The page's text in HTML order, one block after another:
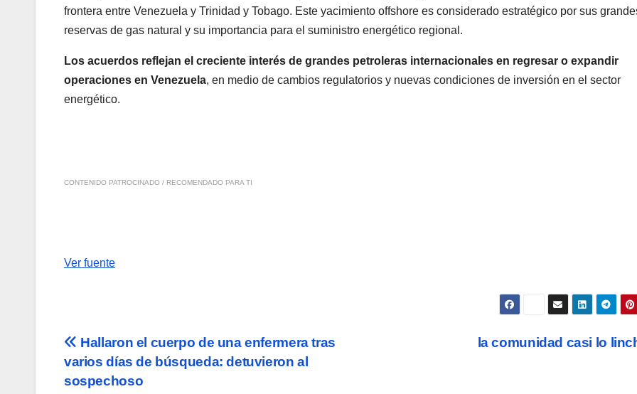
frontera entre Venezuela y Trinidad y Tobago. Este yacimiento offshore es considerado estratégico por sus
reservas de gas natural y su importancia para el suministro energético regional.
Los acuerdos reflejan el creciente interés de grandes petroleras internacionales en regresar o expandir
operaciones en Venezuela, en medio de cambios regulatorios y nuevas condiciones de inversión en el sector
energético.
CONTENIDO PATROCINADO / RECOMENDADO PARA TI
Ver fuente
Navegación
de
la comunidad casi lo
Hallaron el cuerpo de una enfermera tras
varios días de búsqueda: detuvieron al
sospechoso